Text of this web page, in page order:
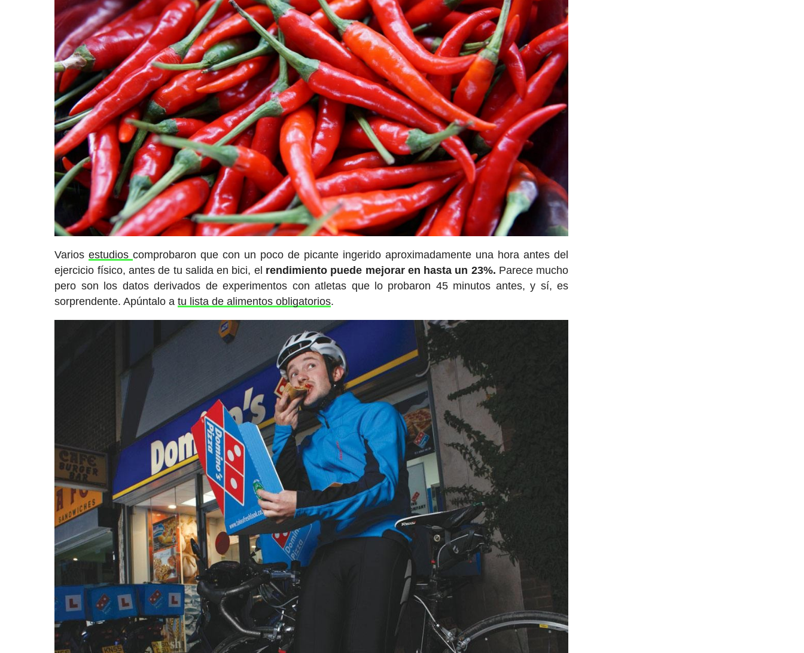
Variosestudioscomprobaron que con un poco de picante ingerido aproximadamente una hora antes del
ejercicio físico, antes de tu salida en bici, el rendimiento puede mejorar en hasta un 23%. Parece mucho
pero son los datos derivados de experimentos con atletas que lo probaron 45 minutos antes, y sí, es
sorprendente. Apúntalo atu lista de alimentos obligatorios.